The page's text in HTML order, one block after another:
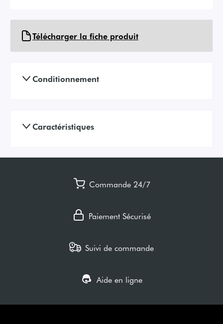
Télécharger la fiche produit
Conditionnement
Caractéristiques
Commande 24/7
Paiement Sécurisé
Suivi de commande
Aide en ligne